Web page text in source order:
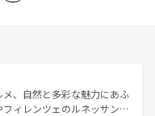
、自然と多彩な魅力にあふ
ィレンツェのルネッサンス